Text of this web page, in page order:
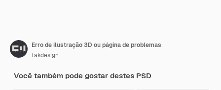
Erro de ilustração 3D ou página de problemas
takdesign
Você também pode gostar destes PSD